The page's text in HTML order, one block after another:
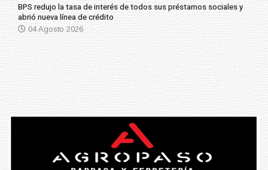
BPS redujo la tasa de interés de todos sus préstamos sociales y
abrió nueva línea de crédito
04 Agosto 2026